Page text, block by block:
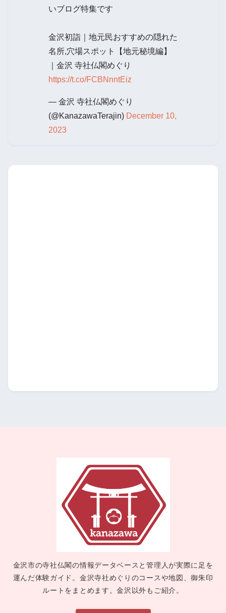
いブログ特集です
金沢初詣｜地元民おすすめの隠れた
名所,穴場スポット【地元秘境編】
｜金沢 寺社仏閣めぐり
https://t.co/FCBNnntEiz
— 金沢 寺社仏閣めぐり
(@KanazawaTerajin) December 10,
2023
金沢市の寺社仏閣の情報データベースと管理人が実際に足を
運んだ体験ガイド。金沢寺社めぐりのコースや地図、御朱印
ルートをまとめます。金沢以外もご紹介。